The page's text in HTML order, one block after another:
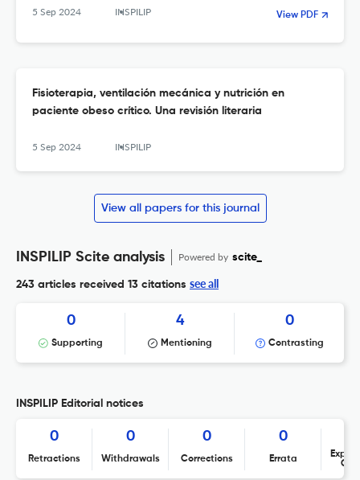
5 Sep 2024 INSPILIP View PDF
Fisioterapia, ventilación mecánica y nutrición en
paciente obeso crítico. Una revisión literaria
5 Sep 2024 INSPILIP
View all papers for this journal
INSPILIP Scite analysis Powered by scite_
243 articles received 13 citations see all
0
Supporting
4
Mentioning
0
Contrasting
INSPILIP Editorial notices
0
Retractions
0
Withdrawals
0
Corrections
0
Errata